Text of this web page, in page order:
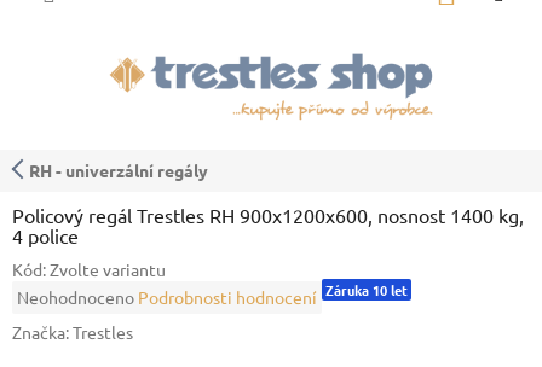
RH - univerzální regály
Policový regál Trestles RH 900x1200x600, nosnost 1400 kg,
4 police
Kód:Zvolte variantu
Průměrné
produktu
Neohodnoceno Podrobnosti hodnocení Záruka 10 let
Značka:Trestles